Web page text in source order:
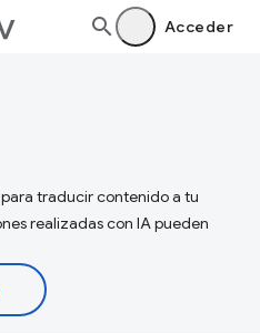
Acceder
traducir contenido a tu
realizadas con IA pueden